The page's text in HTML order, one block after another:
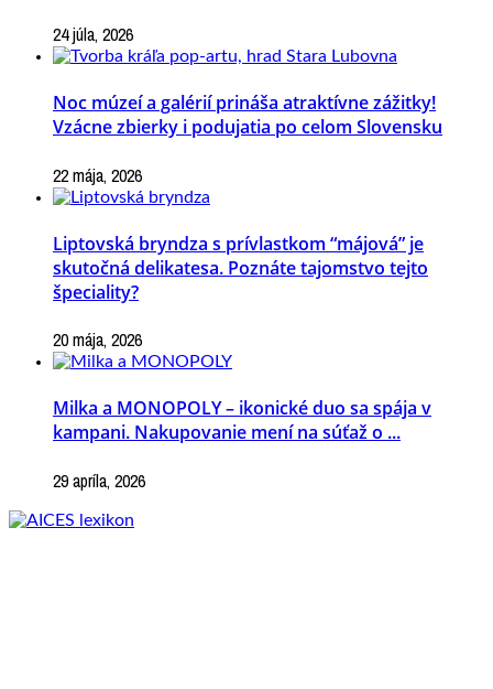
24 júla, 2026
Noc múzeí a galérií prináša atraktívne zážitky!
Vzácne zbierky i podujatia po celom Slovensku
22 mája, 2026
Liptovská bryndza s prívlastkom “májová” je
skutočná delikatesa. Poznáte tajomstvo tejto
špeciality?
20 mája, 2026
Milka a MONOPOLY – ikonické duo sa spája v
kampani. Nakupovanie mení na súťaž o ...
29 apríla, 2026